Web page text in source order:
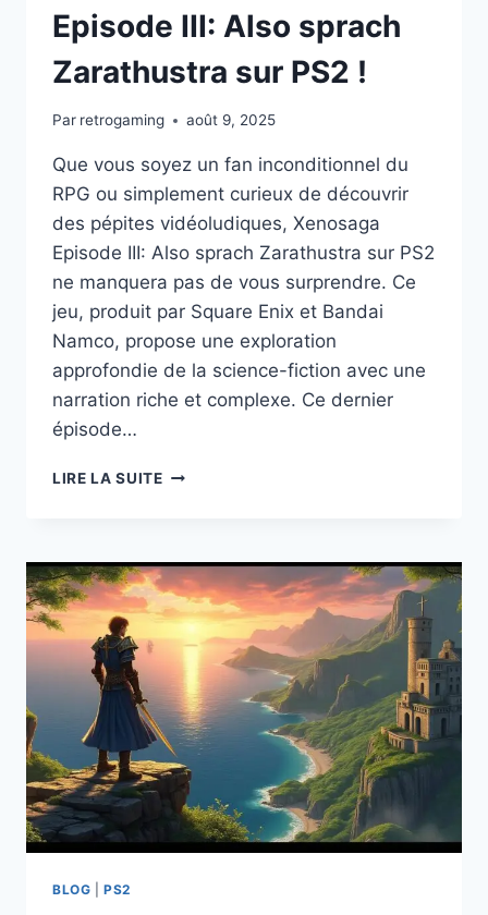
Episode III: Also sprach
Zarathustra sur PS2 !
Par retrogaming août 9, 2025
Que vous soyez un fan inconditionnel du
RPG ou simplement curieux de découvrir
des pépites vidéoludiques, Xenosaga
Episode III: Also sprach Zarathustra sur PS2
ne manquera pas de vous surprendre. Ce
jeu, produit par Square Enix et Bandai
Namco, propose une exploration
approfondie de la science-fiction avec une
narration riche et complexe. Ce dernier
épisode…
LIRE LA SUITEDÉCOUVREZ
DE
XENOSAGA
EPISODE
ALSO
SPRACH
ZARATHUSTRA
SUR
PS2
!
BLOG |PS2